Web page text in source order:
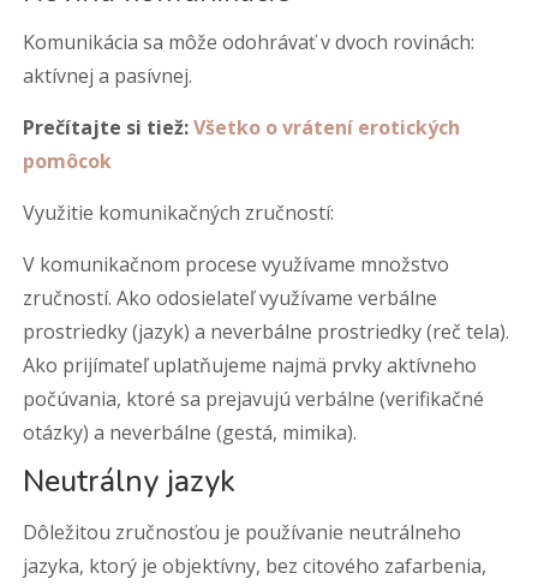
Komunikácia sa môže odohrávať v dvoch rovinách:
aktívnej a pasívnej.
Prečítajte si tiež:Všetko o vrátení erotických
pomôcok
Využitie komunikačných zručností:
V komunikačnom procese využívame množstvo
zručností. Ako odosielateľ využívame verbálne
prostriedky (jazyk) a neverbálne prostriedky (reč tela).
Ako prijímateľ uplatňujeme najmä prvky aktívneho
počúvania, ktoré sa prejavujú verbálne (verifikačné
otázky) a neverbálne (gestá, mimika).
Neutrálny jazyk
Dôležitou zručnosťou je používanie neutrálneho
jazyka, ktorý je objektívny, bez citového zafarbenia,